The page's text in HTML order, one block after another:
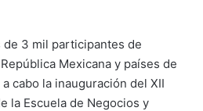
de 3 mil participantes de
Mexicana y países de
cabo la inauguración del XII
la Escuela de Negocios y